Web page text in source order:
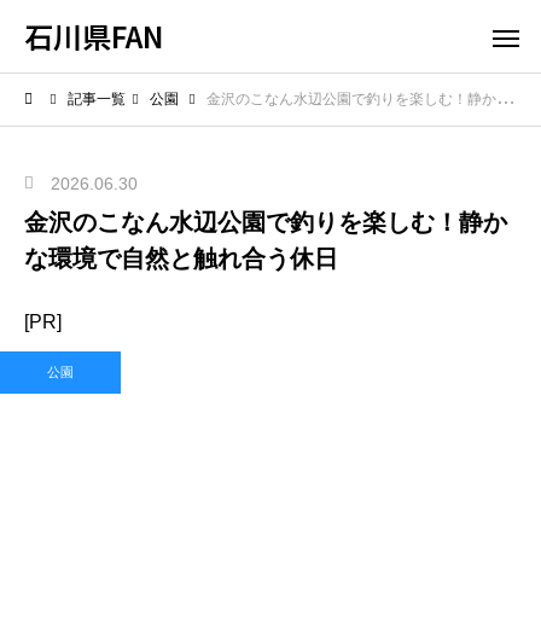
石川県FAN
記事一覧 公園 金沢のこなん水辺公園で釣りを楽しむ！静かな環境で自然と触れ合う休日
2026.06.30
金沢のこなん水辺公園で釣りを楽しむ！静か
な環境で自然と触れ合う休日
[PR]
公園